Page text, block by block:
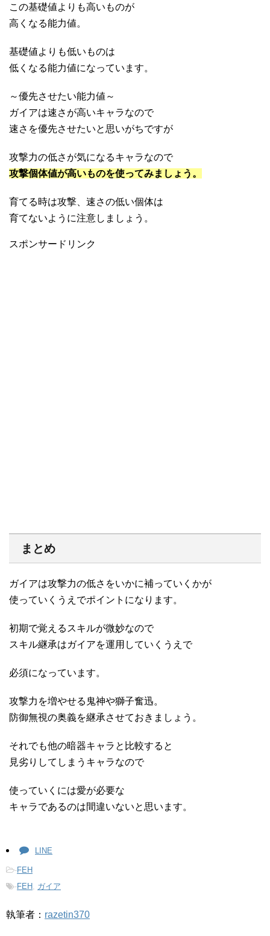
この基礎値よりも高いものが
高くなる能力値。
基礎値よりも低いものは
低くなる能力値になっています。
～優先させたい能力値～
ガイアは速さが高いキャラなので
速さを優先させたいと思いがちですが
攻撃力の低さが気になるキャラなので
攻撃個体値が高いものを使ってみましょう。
育てる時は攻撃、速さの低い個体は
育てないように注意しましょう。
スポンサードリンク
まとめ
ガイアは攻撃力の低さをいかに補っていくかが
使っていくうえでポイントになります。
初期で覚えるスキルが微妙なので
スキル継承はガイアを運用していくうえで
必須になっています。
攻撃力を増やせる鬼神や獅子奮迅。
防御無視の奥義を継承させておきましょう。
それでも他の暗器キャラと比較すると
見劣りしてしまうキャラなので
使っていくには愛が必要な
キャラであるのは間違いないと思います。
LINE
-FEH
-FEH ガイア
執筆者： razetin370